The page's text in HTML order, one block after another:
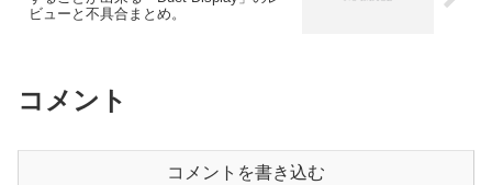
ビューと不具合まとめ。
コメント
コメントを書き込む